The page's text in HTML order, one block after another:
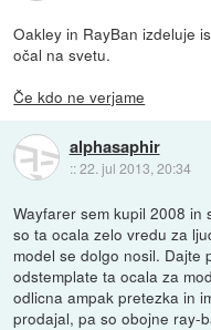
Oakley in RayBan izdeluje
očal na svetu.
Če kdo ne verjame
alphasaphir
::22. jul 2013, 20:34
Wayfarer sem kupil 2008 in
so ta ocala zelo vredu za
model se dolgo nosil. Dajte
odstemplate ta ocala za
odlicna ampak pretezka in
prodajal, pa so obojne ray-